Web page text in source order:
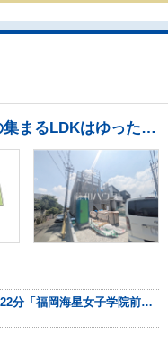
●リビングに階段を設ける事で、自然とコミュニケーションが広がります ●家族の集まるLDKはゆったり約23.9帖 ●キッチンには家事時間を短縮する食洗機付き ●ウォークインクローゼットは、お洋服等がたくさん収納できて便利です ●日差しが行き届き、お洗濯物がよく乾く南東向きのバルコニー
西鉄天神大牟田線『高宮』駅 バス22分「福岡海星女子学院前」停歩7分